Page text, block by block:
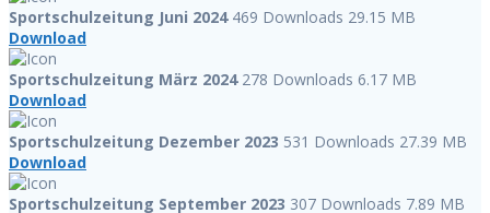
Sportschulzeitung Juni 2024 469 Downloads 29.15 MB
Download
Sportschulzeitung März 2024 278 Downloads 6.17 MB
Download
Sportschulzeitung Dezember 2023 531 Downloads 27.39 MB
Download
Sportschulzeitung September 2023 307 Downloads 7.89 MB